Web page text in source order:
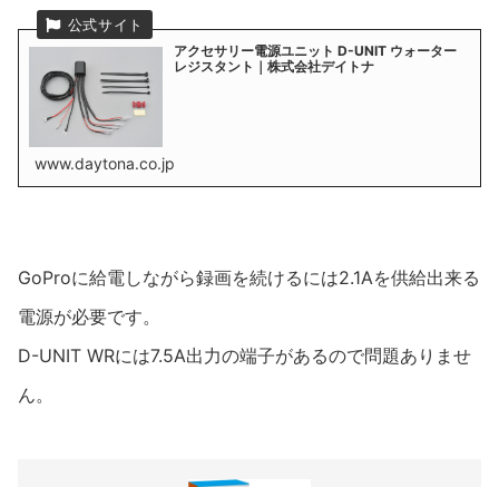
アクセサリー電源ユニット D-UNIT ウォーター
レジスタント｜株式会社デイトナ
www.daytona.co.jp
GoProに給電しながら録画を続けるには2.1Aを供給出来る
電源が必要です。
D-UNIT WRには7.5A出力の端子があるので問題ありませ
ん。